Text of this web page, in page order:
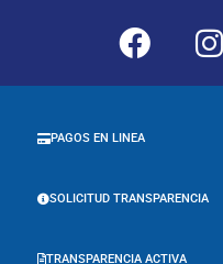
TRANSPARENCIA ACTIVA
SOLICITUD TRANSPARENCIA
PAGOS EN LINEA